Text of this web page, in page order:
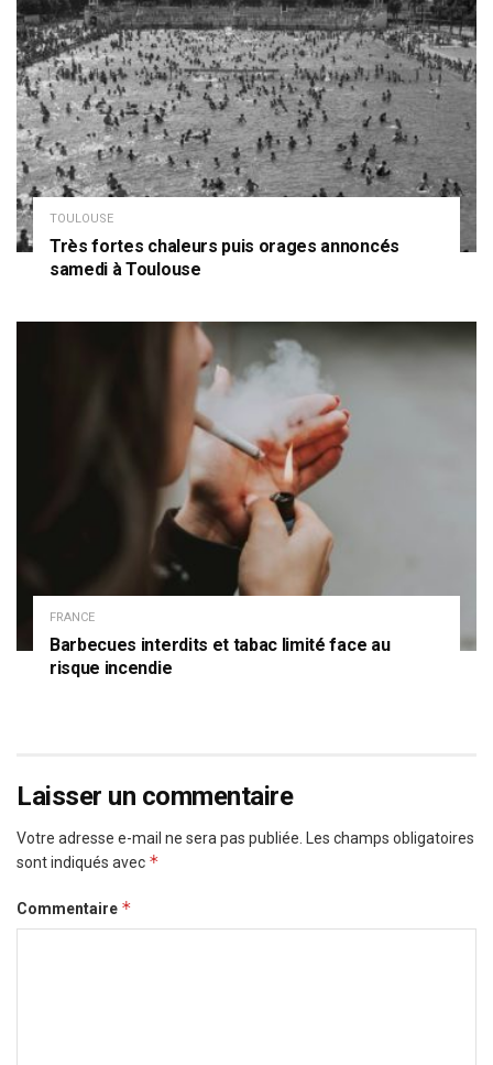
TOULOUSE
Très fortes chaleurs puis orages annoncés
samedi à Toulouse
FRANCE
Barbecues interdits et tabac limité face au
risque incendie
Laisser un commentaire
Votre adresse e-mail ne sera pas publiée. Les champs obligatoires
sont indiqués avec *
Commentaire *